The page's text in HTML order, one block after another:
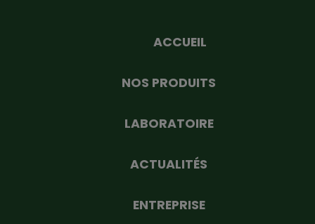
ACCUEIL
NOS PRODUITS
LABORATOIRE
ACTUALITÉS
ENTREPRISE